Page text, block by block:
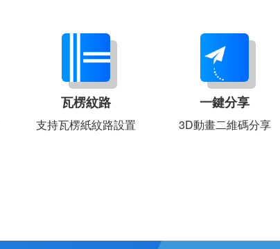
瓦楞紋路
支持瓦楞紙紋路設置
一鍵分享
3D動畫二維碼分享